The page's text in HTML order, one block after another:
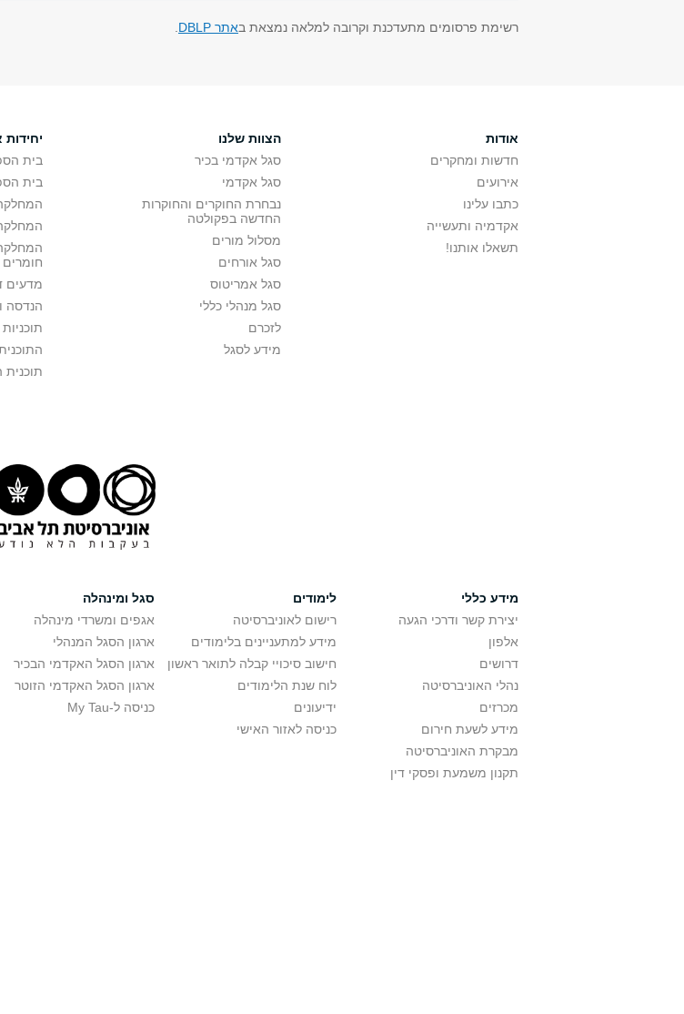
רשימת פרסומים מתעדכנת וקרובה למלאה נמצאת באתר DBLP
אודות
חדשות ומחקרים
אירועים
כתבו עלינו
אקדמיה ותעשייה
תשאלו אותנו!
הצוות שלנו
סגל אקדמי בכיר
סגל אקדמי
נבחרת החוקרים והחוקרות
החדשה בפקולטה
מסלול מורים
סגל אורחים
סגל אמריטוס
סגל מנהלי כללי
לזכרם
מידע לסגל
בית
בית
חומרים
מדעים
הנדסה
תוכנית
מידע כללי
יצירת קשר ודרכי הגעה
אלפון
דרושים
נהלי האוניברסיטה
מכרזים
מידע לשעת חירום
מבקרת האוניברסיטה
תקנון משמעת ופסקי דין
לימודים
רישום לאוניברסיטה
מידע למתעניינים בלימודים
חישוב סיכויי קבלה לתואר ראשון
לוח שנת הלימודים
ידיעונים
כניסה לאזור האישי
סגל ומינהלה
אגפים ומשרדי מינהלה
ארגון הסגל המנהלי
ארגון הסגל האקדמי הבכיר
ארגון הסגל האקדמי הזוטר
כניסה ל-My Tau